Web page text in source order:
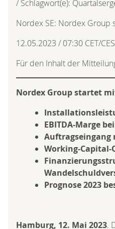
/ Schlagwort(e):
Nordex SE: Nordex Group
12.05.2023 / 07:30 CET/
Für den Inhalt der
Nordex Group startet
EBITDA-Marge
Auftragseingang
Working-Capital-
Prognose 2023
Hamburg, 12. Mai 2023.